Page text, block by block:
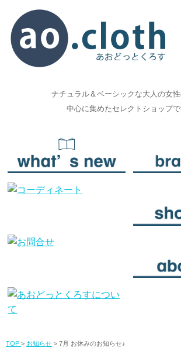
ナチュラル＆ベーシックな大人の女
中心に集めたセレクトショップで
TOP > お知らせ > 7月 お休みのお知らせ♪